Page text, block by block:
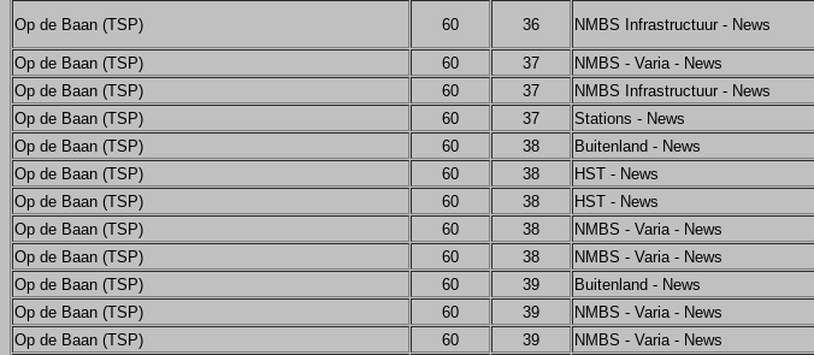
Op de Baan (TSP) 60 36 NMBS Infrastructuur - News
Op de Baan (TSP)
60 37 NMBS - Varia - News
Op de Baan (TSP)
60 37 NMBS Infrastructuur - News
Op de Baan (TSP)
60 37 Stations - News
Op de Baan (TSP)
60 38 Buitenland - News
Op de Baan (TSP)
60 38 HST - News
Op de Baan (TSP)
60 38 HST - News
Op de Baan (TSP)
60 38 NMBS - Varia - News
Op de Baan (TSP)
60 38 NMBS - Varia - News
Op de Baan (TSP)
60 39 Buitenland - News
Op de Baan (TSP)
60 39 NMBS - Varia - News
Op de Baan (TSP)
60 39 NMBS - Varia - News